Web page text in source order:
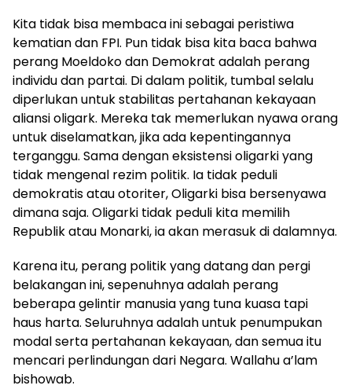
Kita tidak bisa membaca ini sebagai peristiwa
kematian dan FPI. Pun tidak bisa kita baca bahwa
perang Moeldoko dan Demokrat adalah perang
individu dan partai. Di dalam politik, tumbal selalu
diperlukan untuk stabilitas pertahanan kekayaan
aliansi oligark. Mereka tak memerlukan nyawa orang
untuk diselamatkan, jika ada kepentingannya
terganggu. Sama dengan eksistensi oligarki yang
tidak mengenal rezim politik. Ia tidak peduli
demokratis atau otoriter, Oligarki bisa bersenyawa
dimana saja. Oligarki tidak peduli kita memilih
Republik atau Monarki, ia akan merasuk di dalamnya.
Karena itu, perang politik yang datang dan pergi
belakangan ini, sepenuhnya adalah perang
beberapa gelintir manusia yang tuna kuasa tapi
haus harta. Seluruhnya adalah untuk penumpukan
modal serta pertahanan kekayaan, dan semua itu
mencari perlindungan dari Negara. Wallahu a’lam
bishowab.